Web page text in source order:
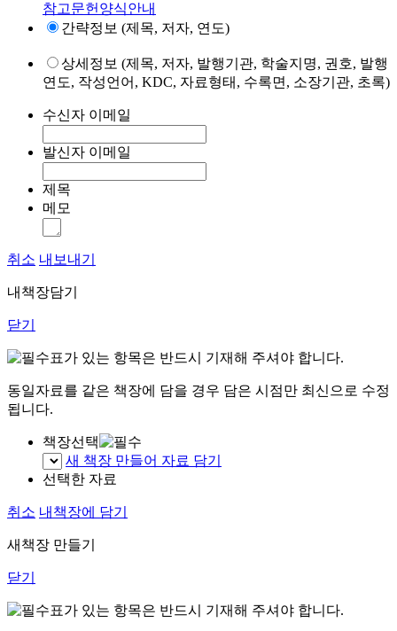
참고문헌양식안내
간략정보 (제목, 저자, 연도)
상세정보 (제목, 저자, 발행기관, 학술지명, 권호, 발행
연도, 작성언어, KDC, 자료형태, 수록면, 소장기관, 초록)
수신자 이메일
발신자 이메일
제목
메모
취소 내보내기
내책장담기
닫기
표가 있는 항목은 반드시 기재해 주셔야 합니다.
동일자료를 같은 책장에 담을 경우 담은 시점만 최신으로 수정
됩니다.
책장선택
새 책장 만들어 자료 담기
선택한 자료
취소 내책장에 담기
새책장 만들기
닫기
표가 있는 항목은 반드시 기재해 주셔야 합니다.